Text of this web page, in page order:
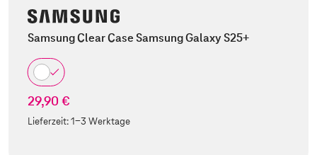
Samsung Clear Case Samsung Galaxy S25+
29,90 €
Lieferzeit:1-3 Werktage